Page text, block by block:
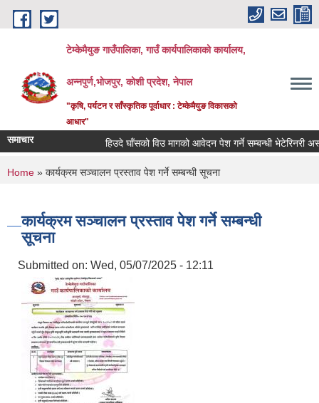
Skip to main content
टेम्केमैयुङ गाउँपालिका, गाउँ कार्यपालिकाको कार्यालय,
अन्नपुर्ण,भोजपुर, कोशी प्रदेश, नेपाल
"कृषि, पर्यटन र साँस्कृतिक पूर्वाधार : टेम्केमैयुङ विकासको
आधार"
समाचार हिउदे घाँसको विउ मागको आवेदन पेश गर्ने सम्बन्धी भेटेरिनरी
You are here
Home » कार्यक्रम सञ्चालन प्रस्ताव पेश गर्ने सम्बन्धी सूचना
कार्यक्रम सञ्चालन प्रस्ताव पेश गर्ने सम्बन्धी
सूचना
Submitted on: Wed, 05/07/2025 - 12:11